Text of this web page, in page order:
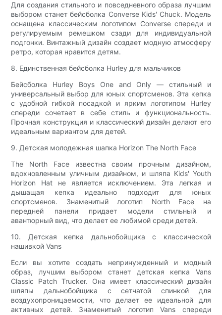
Для создания стильного и повседневного образа лучшим
выбором станет бейсболка Converse Kids' Chuck. Модель
оснащена классическим логотипом Converse спереди и
регулируемым ремешком сзади для индивидуальной
подгонки. Винтажный дизайн создает модную атмосферу
ретро, ​​которая нравится детям.
8. Единственная бейсболка Hurley для мальчиков
Бейсболка Hurley Boys One and Only — стильный и
универсальный выбор для юных спортсменов. Эта кепка
с удобной гибкой посадкой и ярким логотипом Hurley
спереди сочетает в себе стиль и функциональность.
Прочная конструкция и классический дизайн делают его
идеальным вариантом для детей.
9. Детская молодежная шапка Horizon The North Face
The North Face известна своим прочным дизайном,
вдохновленным уличным дизайном, и шляпа Kids' Youth
Horizon Hat не является исключением. Эта легкая и
дышащая кепка идеально подходит для юных
спортсменов. Знаменитый логотип North Face на
передней панели придает модели стильный и
авантюрный вид, что делает ее любимой среди детей.
10. Детская кепка дальнобойщика с классической
нашивкой Vans
Если вы хотите создать непринужденный и модный
образ, лучшим выбором станет детская кепка Vans
Classic Patch Trucker. Она имеет классический дизайн
шляпы дальнобойщика с сетчатой ​​спинкой для
воздухопроницаемости, что делает ее идеальной для
активных детей. Знаменитый логотип Vans спереди